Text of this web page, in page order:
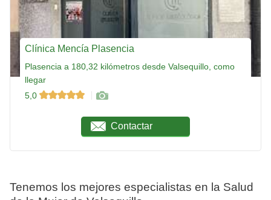
Clínica Mencía Plasencia
Plasencia a 180,32 kilómetros desde Valsequillo, como
llegar
5,0
Contactar
Tenemos los mejores especialistas en la Salud